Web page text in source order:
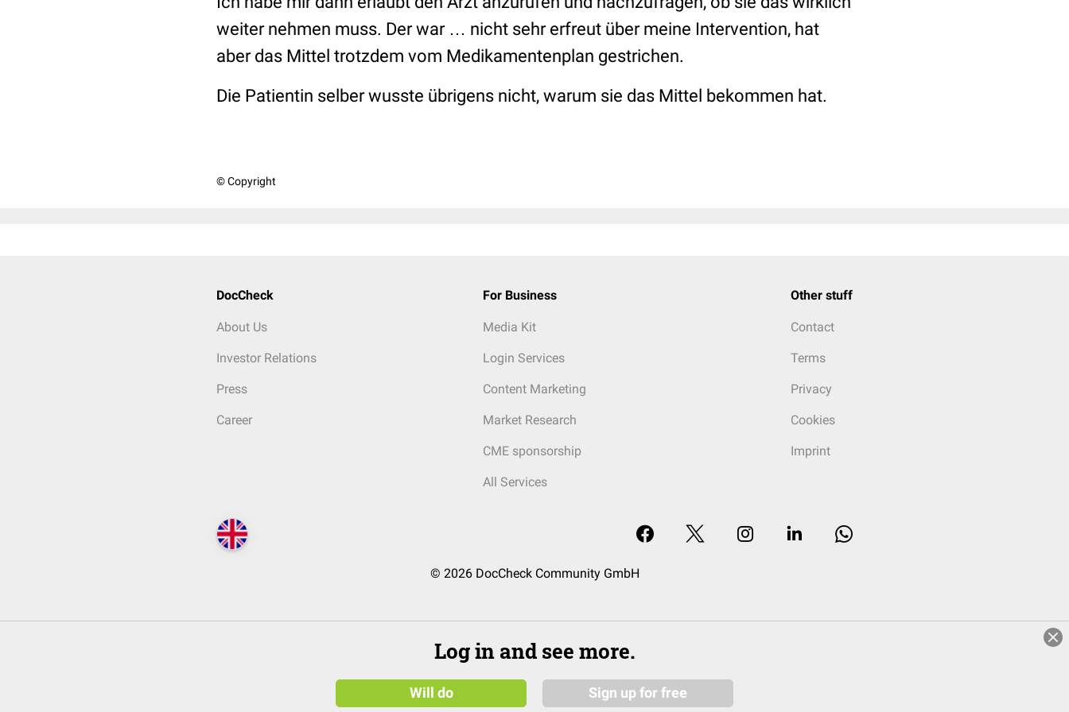
weiter nehmen muss. Der war … nicht sehr erfreut über meine Intervention, hat
aber das Mittel trotzdem vom Medikamentenplan gestrichen.
Die Patientin selber wusste übrigens nicht, warum sie das Mittel bekommen hat.
© Copyright
DocCheck
About Us
Investor Relations
Press
Career
For Business
Media Kit
Login Services
Content Marketing
Market Research
CME sponsorship
All Services
Other stuff
Contact
Terms
Privacy
Cookies
Imprint
© 2026 DocCheck Community GmbH
Log in and see more.
Will do Sign up for free